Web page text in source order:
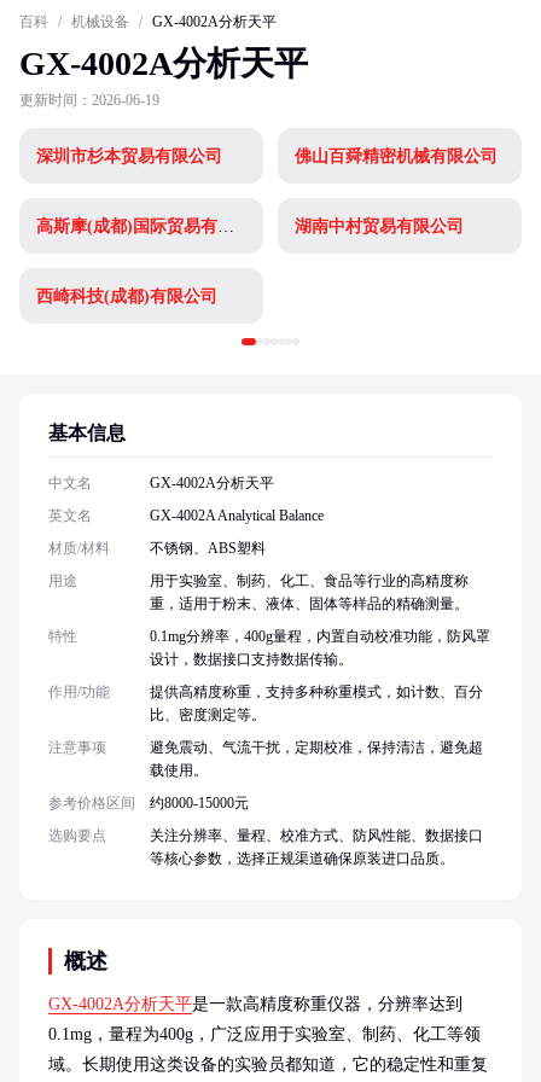
百科 / 机械设备 / GX-4002A分析天平
GX-4002A分析天平
更新时间：2026-06-19
深圳市杉本贸易有限公司 佛山百舜精密机械有限公司
高斯摩(成都)国际贸易有限公司 湖南中村贸易有限公司
西崎科技(成都)有限公司
概述
GX-4002A分析天平是一款高精度称重仪器，分辨率达到
0.1mg，量程为400g，广泛应用于实验室、制药、化工等领
域。长期使用这类设备的实验员都知道，它的稳定性和重复
基本信息
中文名
GX-4002A分析天平
英文名
GX-4002A Analytical Balance
材质/材料
不锈钢、ABS塑料
用途
用于实验室、制药、化工、食品等行业的高精度称
重，适用于粉末、液体、固体等样品的精确测量。
特性
0.1mg分辨率，400g量程，内置自动校准功能，防风罩
设计，数据接口支持数据传输。
作用/功能
提供高精度称重，支持多种称重模式，如计数、百分
比、密度测定等。
注意事项
避免震动、气流干扰，定期校准，保持清洁，避免超
载使用。
参考价格区间
约8000-15000元
选购要点
关注分辨率、量程、校准方式、防风性能、数据接口
等核心参数，选择正规渠道确保原装进口品质。